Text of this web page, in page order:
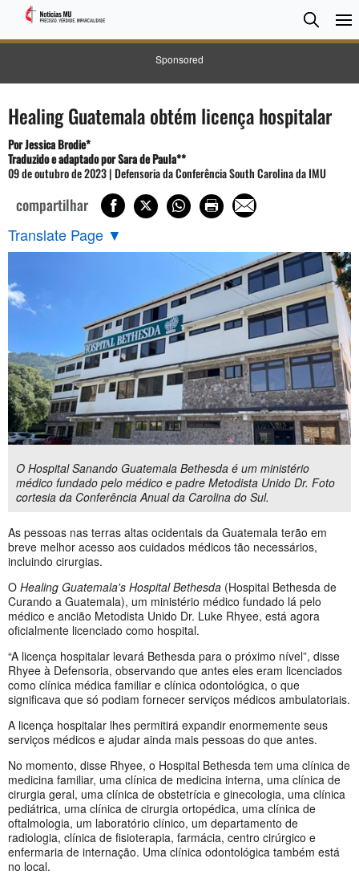
Sponsored
Search
Healing Guatemala obtém licença hospitalar
Por Jessica Brodie*
Traduzido e adaptado por Sara de Paula**
09 de outubro de 2023 | Defensoria da Conferência South Carolina da IMU
compartilhar
Translate Page ▼
O Hospital Sanando Guatemala Bethesda é um ministério
médico fundado pelo médico e padre Metodista Unido Dr. Foto
cortesia da Conferência Anual da Carolina do Sul.
As pessoas nas terras altas ocidentais da Guatemala terão em
breve melhor acesso aos cuidados médicos tão necessários,
incluindo cirurgias.
O Healing Guatemala's Hospital Bethesda (Hospital Bethesda de
Curando a Guatemala), um ministério médico fundado lá pelo
médico e ancião Metodista Unido Dr. Luke Rhyee, está agora
oficialmente licenciado como hospital.
“A licença hospitalar levará Bethesda para o próximo nível”, disse
Rhyee à Defensoria, observando que antes eles eram licenciados
como clínica médica familiar e clínica odontológica, o que
significava que só podiam fornecer serviços médicos ambulatoriais.
A licença hospitalar lhes permitirá expandir enormemente seus
serviços médicos e ajudar ainda mais pessoas do que antes.
No momento, disse Rhyee, o Hospital Bethesda tem uma clínica de
medicina familiar, uma clínica de medicina interna, uma clínica de
cirurgia geral, uma clínica de obstetrícia e ginecologia, uma clínica
pediátrica, uma clínica de cirurgia ortopédica, uma clínica de
oftalmologia, um laboratório clínico, um departamento de
radiologia, clínica de fisioterapia, farmácia, centro cirúrgico e
enfermaria de internação. Uma clínica odontológica também está
no local.